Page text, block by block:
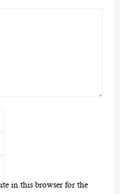
in this browser for the